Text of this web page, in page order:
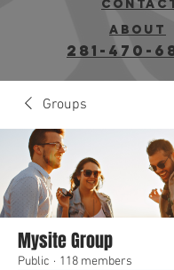
about
281-470-
Groups
Mysite Group
Public · 118 members